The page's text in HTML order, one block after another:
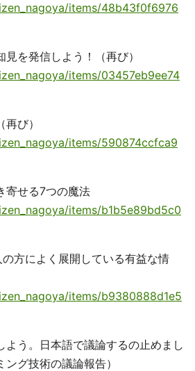
items/48b43f0f6976
を発信しよう！（再び）
items/03457eb9ee74
び）
items/590874ccfca9
寄せる7つの魔法
items/b1b5e89bd5c0
の方によく展開している有益な情
items/b9380888d1e5
よう。日本語で議論するの止めまし
グ技術の議論報告）